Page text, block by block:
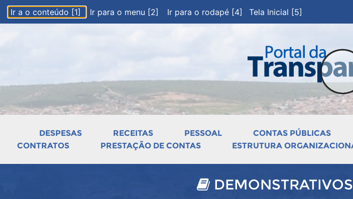
Ir a o conteúdo [1] Ir para o menu [2] Ir para o rodapé [4] Tela Inicial [5]
DESPESAS RECEITAS PESSOAL CONTAS PÚBLICAS
CONTRATOS
PRESTAÇÃO DE CONTAS ESTRUTURA